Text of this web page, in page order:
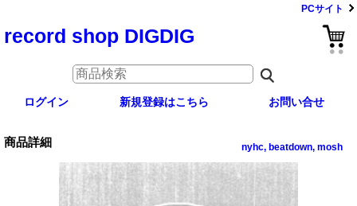
PCサイト
record shop DIGDIG
ログイン 新規登録はこちら お問い合せ
商品詳細 nyhc, beatdown, mosh